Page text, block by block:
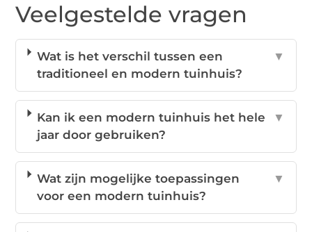
Veelgestelde vragen
Wat is het verschil tussen een
traditioneel en modern tuinhuis?
▼
Kan ik een modern tuinhuis het hele
jaar door gebruiken?
▼
Wat zijn mogelijke toepassingen
voor een modern tuinhuis?
▼